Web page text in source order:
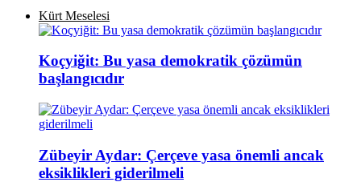
Kürt Meselesi
Koçyiğit: Bu yasa demokratik çözümün
başlangıcıdır
Zübeyir Aydar: Çerçeve yasa önemli ancak
eksiklikleri giderilmeli